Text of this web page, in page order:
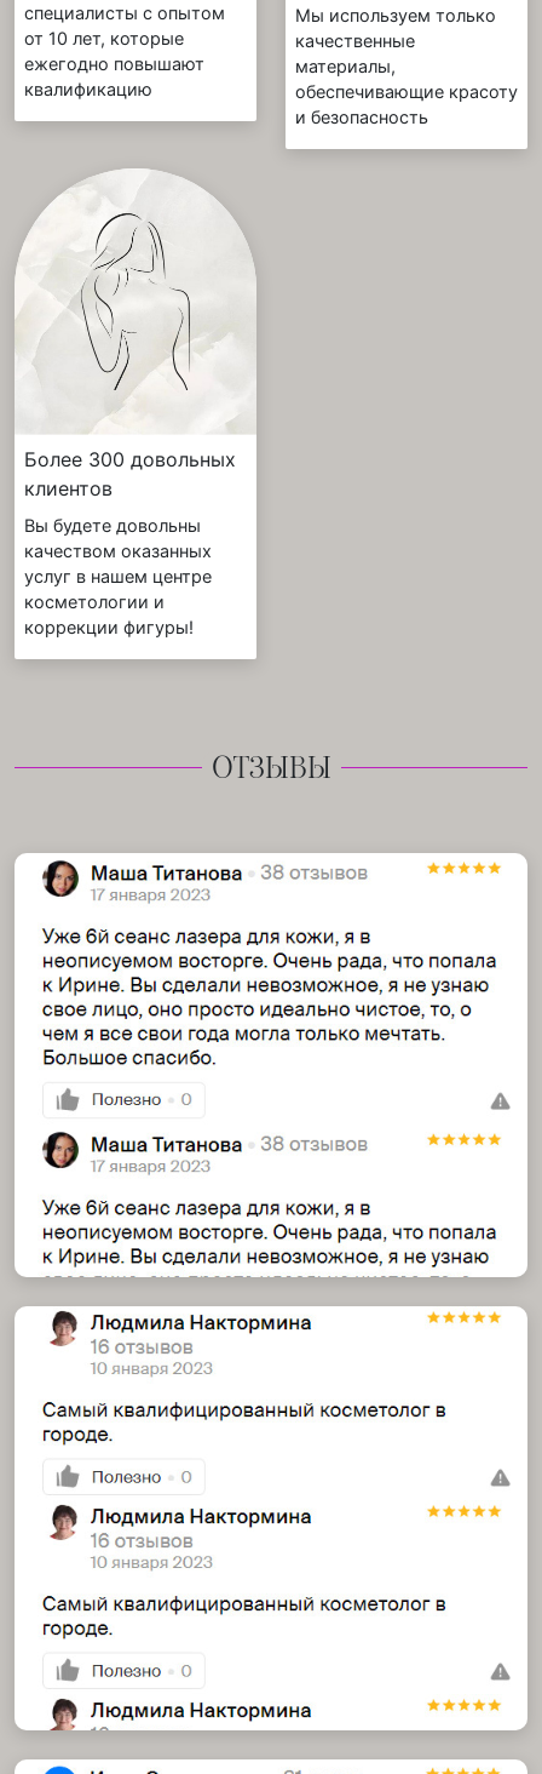
специалисты с опытом
от 10 лет, которые
ежегодно повышают
квалификацию
Мы используем только
качественные
материалы,
обеспечивающие красоту
и безопасность
Более 300 довольных
клиентов
Вы будете довольны
качеством оказанных
услуг в нашем центре
косметологии и
коррекции фигуры!
ОТЗЫВЫ